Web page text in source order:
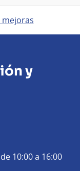
y
10:00 a 16:00